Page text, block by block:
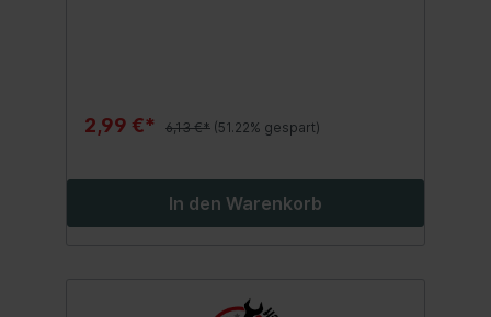
2,99 €* 6,13 €* (51.22% gespart)
In den Warenkorb